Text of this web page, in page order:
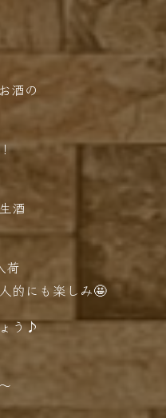
酒の
酒
荷
的にも楽しみ🤩
う♪